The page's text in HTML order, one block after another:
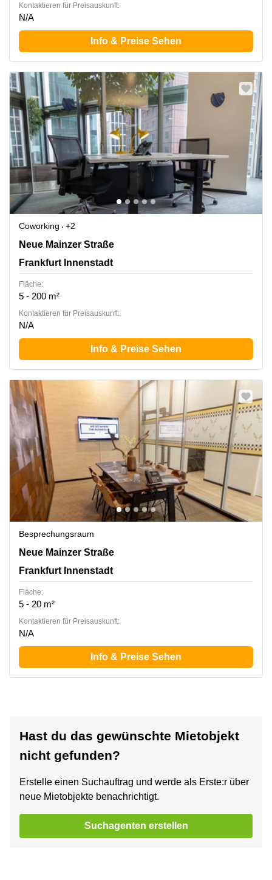
Kontaktieren für Preisauskunft:
N/A
Info & Preise Sehen
Coworking
+2
Neue Mainzer Straße 46-50, Frankfurt Innenstadt
Neue Mainzer Straße
Frankfurt Innenstadt
Fläche:
5 - 200 m²
Kontaktieren für Preisauskunft:
N/A
Info & Preise Sehen
Besprechungsraum
Neue Mainzer Straße 46-50, Frankfurt Innenstadt
Neue Mainzer Straße
Frankfurt Innenstadt
Fläche:
5 - 20 m²
Kontaktieren für Preisauskunft:
N/A
Info & Preise Sehen
Hast du das gewünschte Mietobjekt
nicht gefunden?
Erstelle einen Suchauftrag und werde als Erste:r über
neue Mietobjekte benachrichtigt.
Suchagenten erstellen